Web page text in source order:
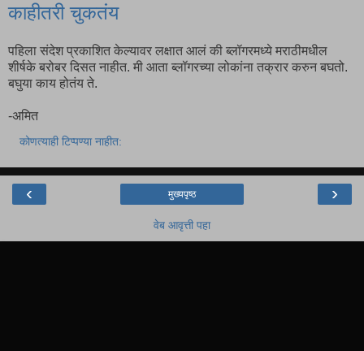
काहीतरी चुकतंय
पहिला संदेश प्रकाशित केल्यावर लक्षात आलं की ब्लॉगरमध्ये मराठीमधील
शीर्षके बरोबर दिसत नाहीत. मी आता ब्लॉगरच्या लोकांना तक्रार करुन बघतो.
बघुया काय होतंय ते.
-अमित
कोणत्याही टिप्पण्‍या नाहीत:
‹ ›
मुख्यपृष्ठ
वेब आवृत्ती पहा